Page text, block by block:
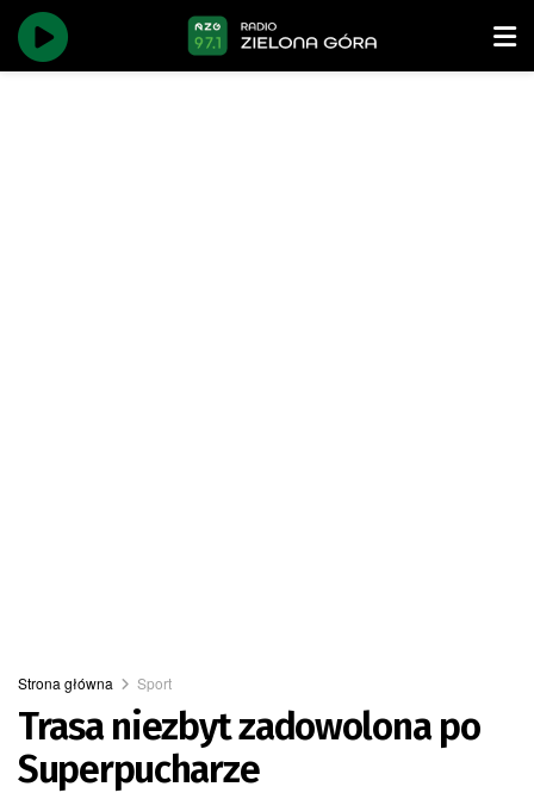
Strona główna Sport
Trasa niezbyt zadowolona po
Superpucharze